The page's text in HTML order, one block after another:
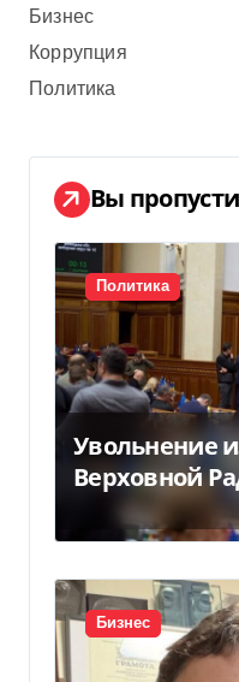
Бизнес
Коррупция
Политика
Вы
Политика
Увольнение
Верховной
исчез 71
депутат за
Бизнес